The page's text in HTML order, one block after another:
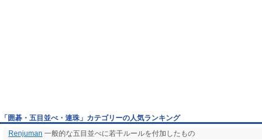
「囲碁・五目並べ・連珠」カテゴリーの人気ランキング
Renjuman 一般的な五目並べに若干ルールを付加したもの